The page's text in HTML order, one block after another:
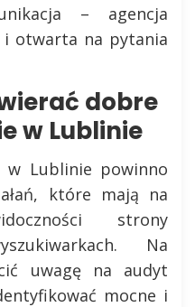
– agencja
i otwarta na pytania
dobre
w Lublinie
w Lublinie powinno
które mają na
strony
Na
uwagę na audyt
mocne i